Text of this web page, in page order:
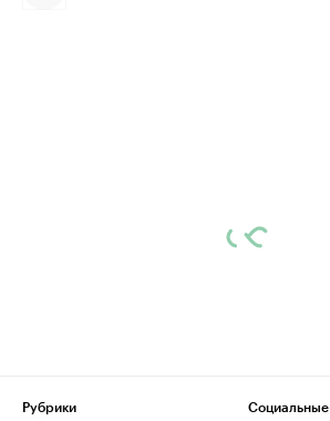
Рубрики
Социальные